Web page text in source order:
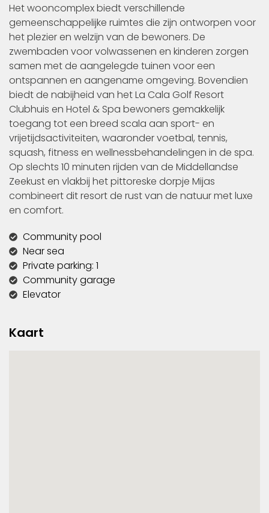
Het wooncomplex biedt verschillende
gemeenschappelijke ruimtes die zijn ontworpen voor
het plezier en welzijn van de bewoners. De
zwembaden voor volwassenen en kinderen zorgen
samen met de aangelegde tuinen voor een
ontspannen en aangename omgeving. Bovendien
biedt de nabijheid van het La Cala Golf Resort
Clubhuis en Hotel & Spa bewoners gemakkelijk
toegang tot een breed scala aan sport- en
vrijetijdsactiviteiten, waaronder voetbal, tennis,
squash, fitness en wellnessbehandelingen in de spa.
Op slechts 10 minuten rijden van de Middellandse
Zeekust en vlakbij het pittoreske dorpje Mijas
combineert dit resort de rust van de natuur met luxe
en comfort.
Community pool
Near sea
Private parking: 1
Community garage
Elevator
Kaart